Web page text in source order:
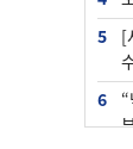
5
[
6